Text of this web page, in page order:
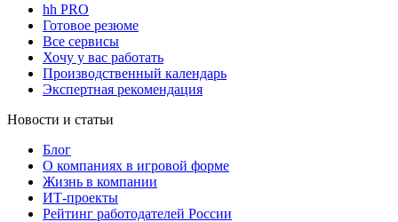
hh PRO
Готовое резюме
Все сервисы
Хочу у вас работать
Производственный календарь
Экспертная рекомендация
Новости и статьи
Блог
О компаниях в игровой форме
Жизнь в компании
ИТ-проекты
Рейтинг работодателей России